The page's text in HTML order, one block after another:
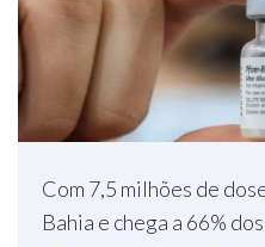
Com 7,5 milhões de
Bahia e chega a 66%